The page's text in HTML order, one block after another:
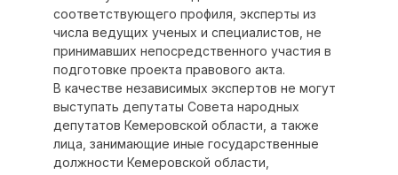
соответствующего профиля, эксперты из
числа ведущих ученых и специалистов, не
принимавших непосредственного участия в
подготовке проекта правового акта.
В качестве независимых экспертов не могут
выступать депутаты Совета народных
депутатов Кемеровской области, а также
лица, занимающие иные государственные
должности Кемеровской области,